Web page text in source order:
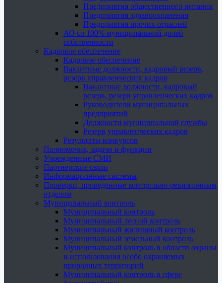
Предприятия общественного питания
Предприятия здравоохранения
Предприятия прочих отраслей
АО со 100% муниципальной долей
собственности
Кадровое обеспечение
Кадровое обеспечение
Вакантные должности, кадровый резерв,
резерв управленческих кадров
Вакантные должности, кадровый
резерв, резерв управленческих кадров
Руководители муниципальных
предприятий
Должности муниципальной службы
Резерв управленческих кадров
Результаты конкурсов
Полномочия, задачи и функции
Учрежденные СМИ
Партнерские связи
Информационные системы
Проверки, проведенные контрольно-ревизионным
отделом
Муниципальный контроль
Муниципальный контроль
Муниципальный лесной контроль
Муниципальный жилищный контроль
Муниципальный земельный контроль
Муниципальный контроль в области охраны
и использования особо охраняемых
природных территорий
Муниципальный контроль в сфере